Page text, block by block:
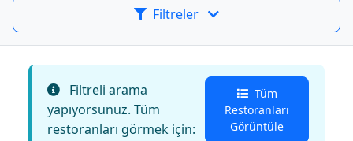
Filtreler
Filtreli arama
yapıyorsunuz. Tüm
restoranları görmek için:
Tüm
Restoranları
Görüntüle